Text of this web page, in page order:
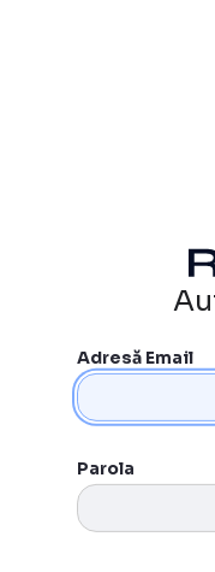
Adresă Email
Parola